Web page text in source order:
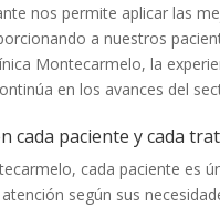
nos permite aplicar las
a nuestros
Montecarmelo, la
en los avances del
cada paciente y cada
cada paciente es
según sus